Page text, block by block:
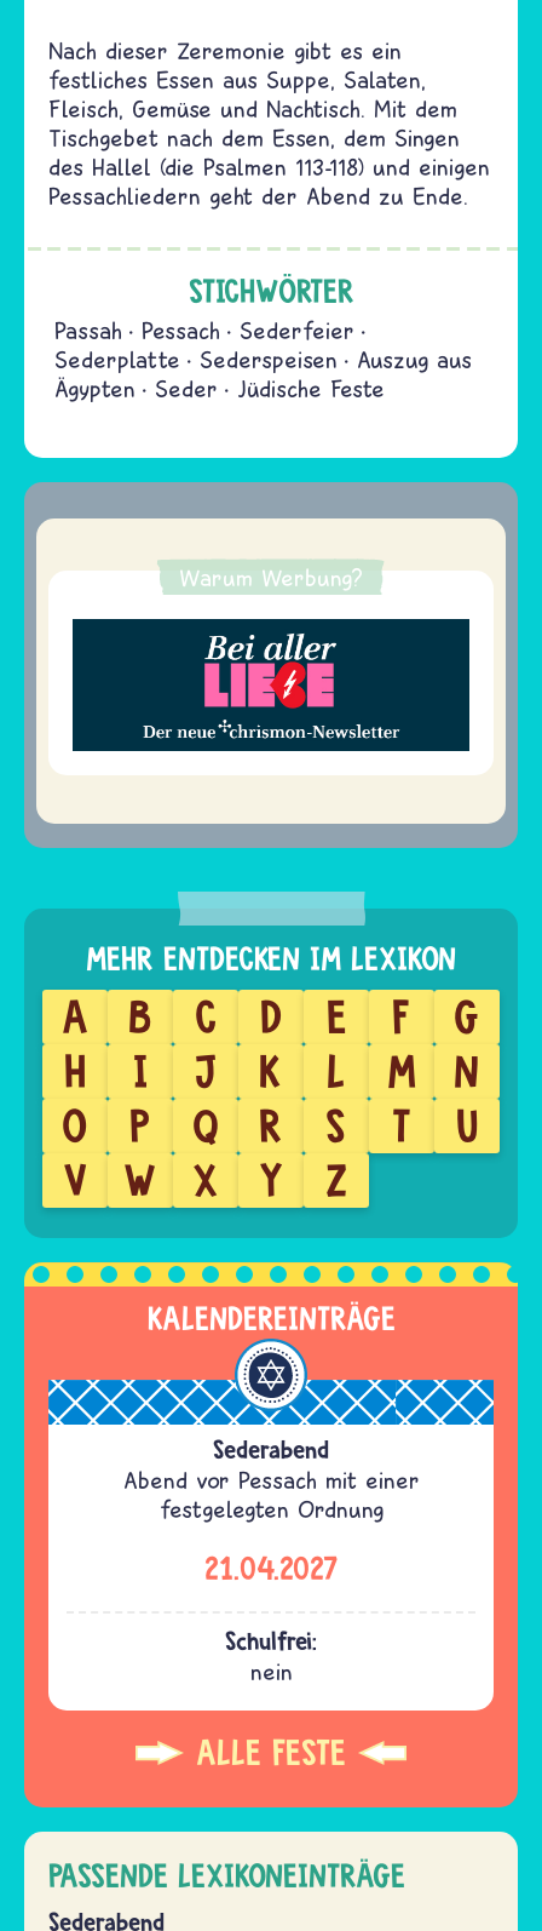
Nach dieser Zeremonie gibt es ein
festliches Essen aus Suppe, Salaten,
Fleisch, Gemüse und Nachtisch. Mit dem
Tischgebet nach dem Essen, dem Singen
des Hallel (die Psalmen 113-118) und einigen
Pessachliedern geht der Abend zu Ende.
STICHWÖRTER
Passah Pessach
Sederfeier
Sederplatte
Sederspeisen
Auszug aus
Ägypten
Seder Jüdische Feste
Warum Werbung?
A B C D E F
G
H
I J K L M
N
O
P Q R S T
U
V
W X Y Z
KALENDEREINTRÄGE
Sederabend
Abend vor Pessach mit einer
festgelegten Ordnung
21.04.2027
Schulfrei:
nein
ALLE FESTE
PASSENDE LEXIKONEINTRÄGE
Sederabend